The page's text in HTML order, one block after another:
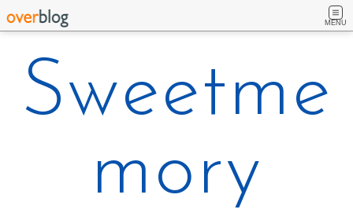
MENU
Sweetme
mory